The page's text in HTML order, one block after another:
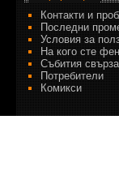
Контакти и
Последни
Условия за
На кого сте
Събития
Потребители
Комикси